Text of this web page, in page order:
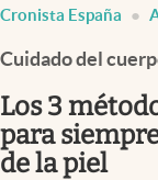
España
Cronista España
Cuidado del
Los 3
para
de la piel